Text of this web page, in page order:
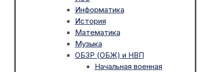
Информатика
История
Математика
Музыка
ОБЗР (ОБЖ) и НВП
Начальная военная